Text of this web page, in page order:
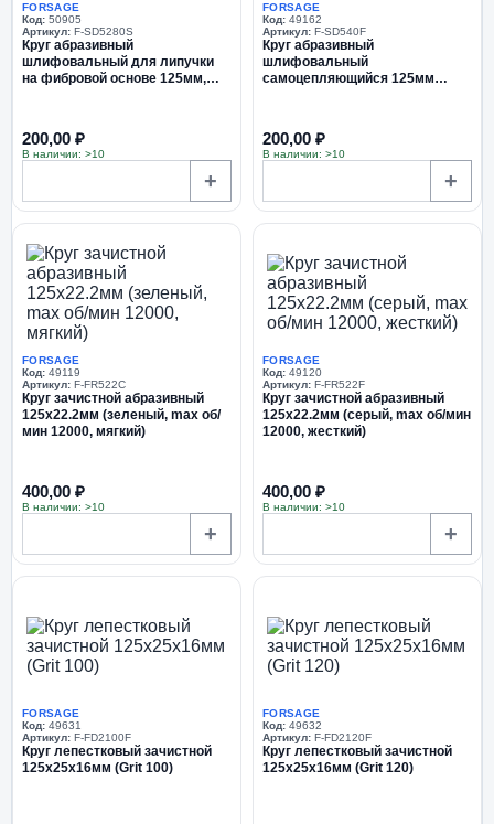
FORSAGE
Код: 50905
Артикул: F-SD5280S
Круг абразивный
шлифовальный для липучки
на фибровой основе 125мм,
200,00 ₽
В наличии: >10
+
FORSAGE
Код: 49162
Артикул: F-SD540F
Круг абразивный
шлифовальный
самоцепляющийся 125мм
200,00 ₽
В наличии: >10
+
FORSAGE
Код: 49119
Артикул: F-FR522C
Круг зачистной абразивный
125х22.2мм (зеленый, max об/
мин 12000, мягкий)
400,00 ₽
В наличии: >10
+
FORSAGE
Код: 49120
Артикул: F-FR522F
Круг зачистной абразивный
125х22.2мм (серый, max об/мин
12000, жесткий)
400,00 ₽
В наличии: >10
+
FORSAGE
Код: 49631
Артикул: F-FD2100F
Круг лепестковый зачистной
125x25x16мм (Grit 100)
FORSAGE
Код: 49632
Артикул: F-FD2120F
Круг лепестковый зачистной
125x25x16мм (Grit 120)